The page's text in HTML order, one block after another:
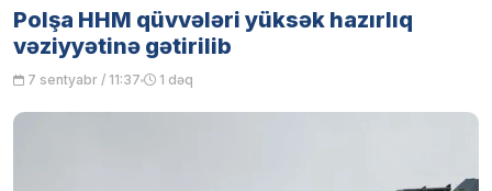
Polşa HHM qüvvələri yüksək hazırlıq
vəziyyətinə gətirilib
7 sentyabr / 11:37 1 dəq